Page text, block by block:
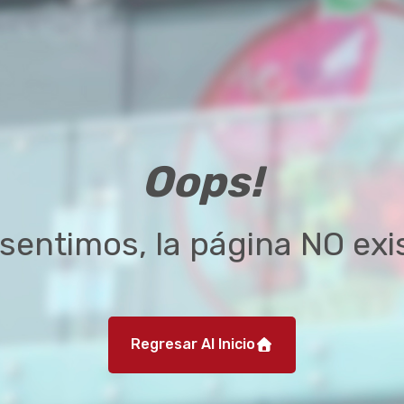
Oops!
la página NO
Regresar Al Inicio